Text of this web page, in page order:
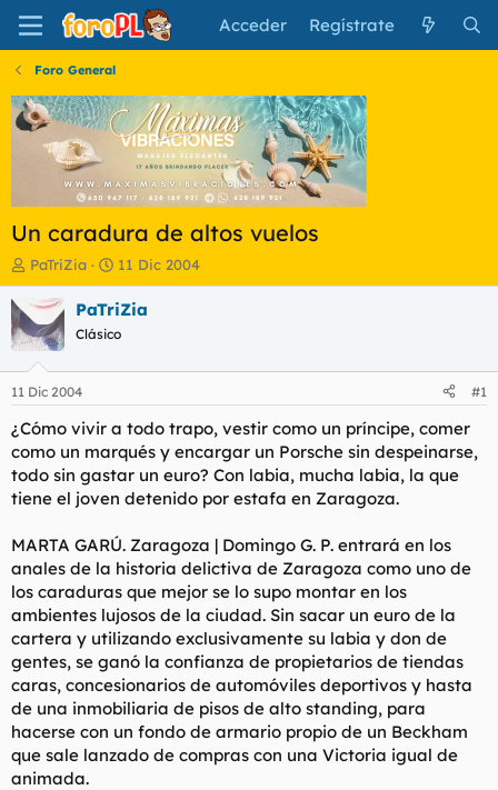
Acceder Regístrate
Foro General
Un caradura de altos vuelos
I
n
i
c
i
a
d
o
r
e
l
t
m
a
PaTriZia
F
e
c
a
i
n
c
i
o
11 Dic 2004
PaTriZia
Clásico
11 Dic 2004 #1
¿Cómo vivir a todo trapo, vestir como un príncipe, comer
como un marqués y encargar un Porsche sin despeinarse,
todo sin gastar un euro? Con labia, mucha labia, la que
tiene el joven detenido por estafa en Zaragoza.
MARTA GARÚ. Zaragoza | Domingo G. P. entrará en los
anales de la historia delictiva de Zaragoza como uno de
los caraduras que mejor se lo supo montar en los
ambientes lujosos de la ciudad. Sin sacar un euro de la
cartera y utilizando exclusivamente su labia y don de
gentes, se ganó la confianza de propietarios de tiendas
caras, concesionarios de automóviles deportivos y hasta
de una inmobiliaria de pisos de alto standing, para
hacerse con un fondo de armario propio de un Beckham
que sale lanzado de compras con una Victoria igual de
animada.